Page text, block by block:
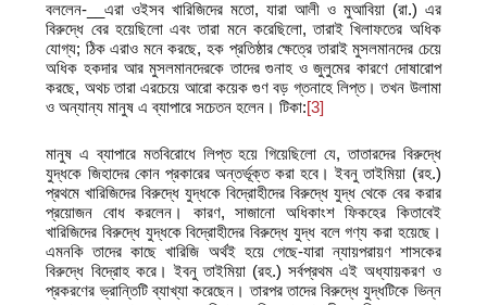
বললেন-__এরা ওইসব খারিজিদের মতো, যারা আলী ও মুআবিয়া (রা.) এর
বিরুদ্ধে বের হয়েছিলো এবং তারা মনে করেছিলো, তারাই খিলাফতের অধিক
যোগ্য; ঠিক এরাও মনে করছে, হক প্রতিষ্ঠার ক্ষেত্রে তারাই মুসলমানদের চেয়ে
অধিক হকদার আর মুসলমানদেরকে তাদের গুনাহ ও জুলুমের কারণে দোষারোপ
করছে, অথচ তারা এরচেয়ে আরো কয়েক গুণ বড় গ্তনাহে লিপ্ত। তখন উলামা
ও অন্যান্য মানুষ এ ব্যাপারে সচেতন হলেন। টিকা:[3]
মানুষ এ ব্যাপারে মতবিরোধে লিপ্ত হয়ে গিয়েছিলো যে, তাতারদের বিরুদ্ধে
যুদ্ধকে জিহাদের কোন প্রকারের অন্তর্ভূক্ত করা হবে। ইবনু তাইমিয়া (রহ.)
প্রথমে খারিজিদের বিরুদ্ধে যুদ্ধকে বিদ্রোহীদের বিরুদ্ধে যুদ্ধ থেকে বের করার
প্রয়োজন বোধ করলেন। কারণ, সাজানো অধিকাংশ ফিকহের কিতাবেই
খারিজিদের বিরুদ্ধে যুদ্ধকে বিদ্রোহীদের বিরুদ্ধে যুদ্ধ বলে গণ্য করা হয়েছে।
এমনকি তাদের কাছে খারিজি অর্থই হয়ে গেছে-যারা ন্যায়পরায়ণ শাসকের
বিরুদ্ধে বিদ্রোহ করে। ইবনু তাইমিয়া (রহ.) সর্বপ্রথম এই অধ্যায়করণ ও
প্রকরণের ভ্রান্তিটি ব্যাখ্যা করেছেন। তারপর তাদের বিরুদ্ধে যুদ্ধটিকে ভিন্ন